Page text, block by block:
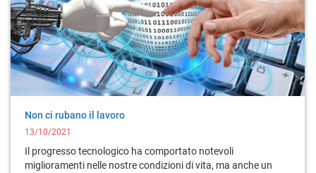
Non ci rubano il lavoro
13/10/2021
Il progresso tecnologico ha comportato notevoli
miglioramenti nelle nostre condizioni di vita, ma anche un